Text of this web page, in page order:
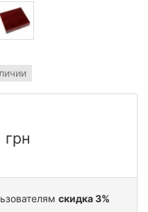
грн
скидка 3%